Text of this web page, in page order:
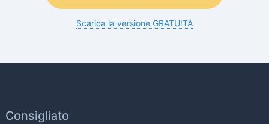
Scarica la versione GRATUITA
Consigliato